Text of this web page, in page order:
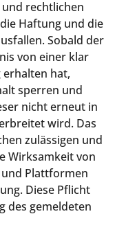
rechtlichen
Haftung und die
Sobald der
von einer klar
hat,
sperren und
nicht erneut in
wird. Das
zulässigen und
Wirksamkeit von
Plattformen
Diese Pflicht
des gemeldeten